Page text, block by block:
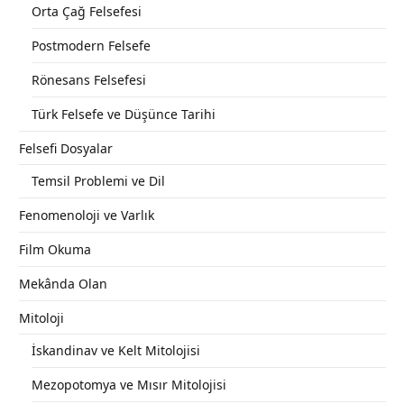
Orta Çağ Felsefesi
Postmodern Felsefe
Rönesans Felsefesi
Türk Felsefe ve Düşünce Tarihi
Felsefi Dosyalar
Temsil Problemi ve Dil
Fenomenoloji ve Varlık
Film Okuma
Mekânda Olan
Mitoloji
İskandinav ve Kelt Mitolojisi
Mezopotomya ve Mısır Mitolojisi